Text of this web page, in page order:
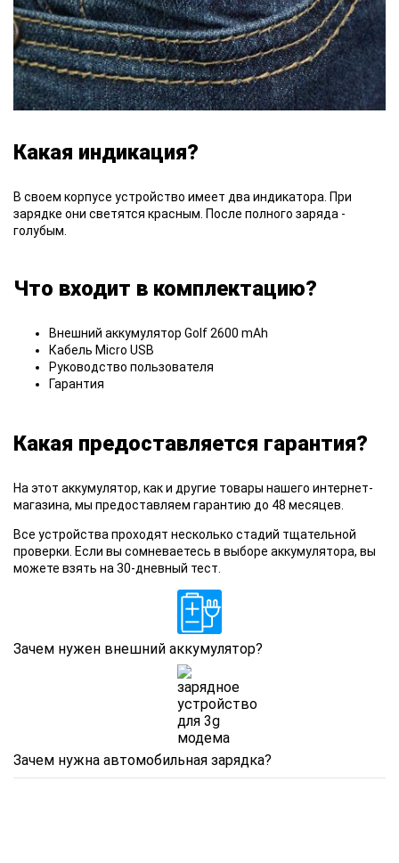
Какая индикация?
В своем корпусе устройство имеет два индикатора. При
зарядке они светятся красным. После полного заряда -
голубым.
Что входит в комплектацию?
Внешний аккумулятор Golf 2600 mAh
Кабель Micro USB
Руководство пользователя
Гарантия
Какая предоставляется гарантия?
На этот аккумулятор, как и другие товары нашего интернет-
магазина, мы предоставляем гарантию до 48 месяцев.
Все устройствапроходят несколько стадий тщательной
проверки. Если вы сомневаетесь в выборе аккумулятора, вы
можете взять на 30-дневный тест.
Зачем нужен внешний аккумулятор?
Зачем нужна автомобильная зарядка?